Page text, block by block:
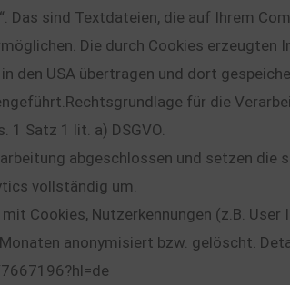
Das sind Textdateien, die auf Ihrem
Die durch Cookies erzeugten
den USA übertragen und dort
für die
1 Satz 1 lit. a) DSGVO.
abgeschlossen und setzen die
vollständig um.
Cookies, Nutzerkennungen (z.B. User
anonymisiert bzw. gelöscht.